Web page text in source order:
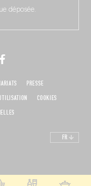
déposée.
PRESSE
COOKIES
FR